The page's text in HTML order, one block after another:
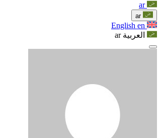
ar
ar
English en
العربية ar